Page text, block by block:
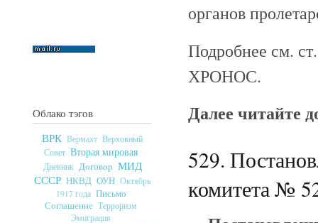
Облако тэгов
ВРК Вермахт Верховный
Совет Вторая мировая
Дневник Договор МИД
СССР НКВД ОУН Октябрь
1917 года Письмо
Соглашение Терроризм
Эмиграция
органов
Подробнее см.
ХРОНОС.
Далее читайте
529.
комитета №